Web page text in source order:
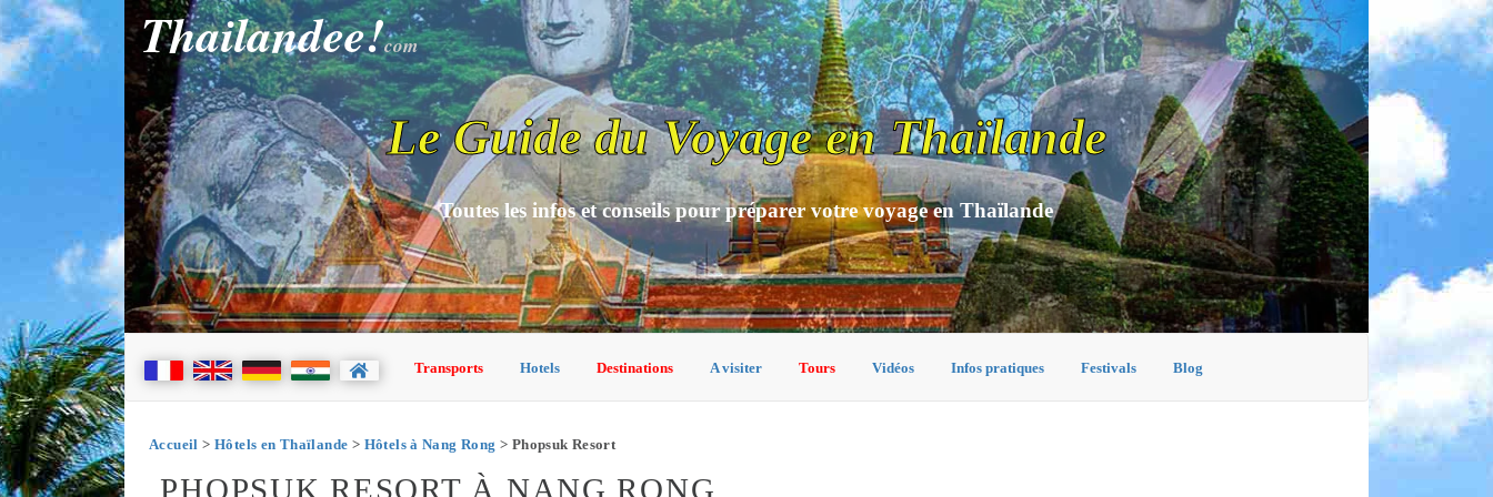
Thailandee!com
Le Guide du Voyage en Thaïlande
Toutes les infos et conseils pour préparer votre voyage en Thaïlande
Transports Hotels Destinations A visiter Tours Vidéos Infos pratiques Festivals Blog
Accueil > Hôtels en Thaïlande > Hôtels à Nang Rong > Phopsuk Resort
PHOPSUK RESORT À NANG RONG